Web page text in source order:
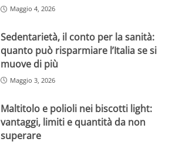
Maggio 4, 2026
Sedentarietà, il conto per la sanità:
quanto può risparmiare l’Italia se si
muove di più
Maggio 3, 2026
Maltitolo e polioli nei biscotti light:
vantaggi, limiti e quantità da non
superare